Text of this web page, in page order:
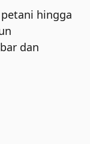
hingga
dan